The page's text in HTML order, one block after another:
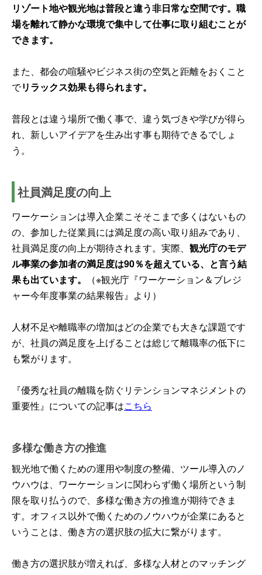
リゾート地や観光地は普段と違う非日常な空間です。職
場を離れて静かな環境で集中して仕事に取り組むことが
できます。
また、都会の喧騒やビジネス街の空気と距離をおくこと
でリラックス効果も得られます。
普段とは違う場所で働く事で、違う気づきや学びが得ら
れ、新しいアイデアを生み出す事も期待できるでしょ
う。
社員満足度の向上
ワーケーションは導入企業こそそこまで多くはないもの
の、参加した従業員には満足度の高い取り組みであり、
社員満足度の向上が期待されます。実際、 観光庁のモデ
ル事業の参加者の満足度は90％を超えている、と言う結
果も出ています。
（※観光庁『ワーケーション＆ブレジ
ャー今年度事業の結果報告』より）
人材不足や離職率の増加はどの企業でも大きな課題です
が、社員の満足度を上げることは総じて離職率の低下に
も繋がります。
『優秀な社員の離職を防ぐリテンションマネジメントの
重要性』についての記事はこちら
多様な働き方の推進
観光地で働くための運用や制度の整備、ツール導入のノ
ウハウは、ワーケーションに関わらず働く場所という制
限を取り払うので、多様な働き方の推進が期待できま
す。オフィス以外で働くためのノウハウが企業にあると
いうことは、働き方の選択肢の拡大に繋がります。
働き方の選択肢が増えれば、多様な人材とのマッチング